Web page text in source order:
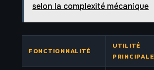
selon la complexité mécanique
FONCTIONNALITÉ
UTILITÉ
PRINCIPALE